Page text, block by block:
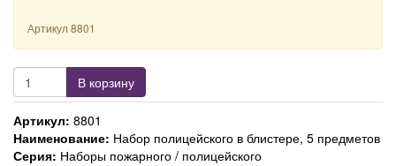
Артикул8801
В корзину
Артикул: 8801
Наименование: Набор полицейского в блистере, 5 предметов
Серия: Наборы пожарного / полицейского